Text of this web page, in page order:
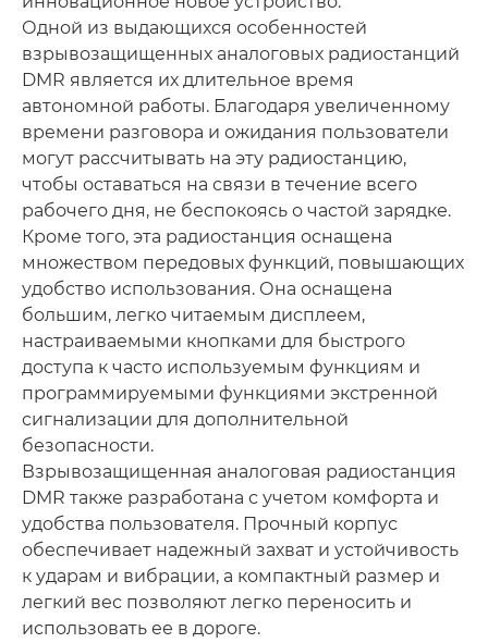
Одной из выдающихся особенностей
взрывозащищенных аналоговых радиостанций
DMR является их длительное время
автономной работы. Благодаря увеличенному
времени разговора и ожидания пользователи
могут рассчитывать на эту радиостанцию,
чтобы оставаться на связи в течение всего
рабочего дня, не беспокоясь о частой зарядке.
Кроме того, эта радиостанция оснащена
множеством передовых функций, повышающих
удобство использования. Она оснащена
большим, легко читаемым дисплеем,
настраиваемыми кнопками для быстрого
доступа к часто используемым функциям и
программируемыми функциями экстренной
сигнализации для дополнительной
безопасности.
Взрывозащищенная аналоговая радиостанция
DMR также разработана с учетом комфорта и
удобства пользователя. Прочный корпус
обеспечивает надежный захват и устойчивость
к ударам и вибрации, а компактный размер и
легкий вес позволяют легко переносить и
использовать ее в дороге.